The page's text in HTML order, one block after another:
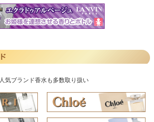
人気ブランド香水も多数取り扱い